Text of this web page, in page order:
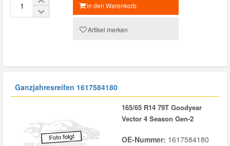
in den Warenkorb
Artikel merken
Ganzjahresreifen 1617584180
165/65 R14 79T Goodyear
Vector 4 Season Gen-2
OE-Nummer: 1617584180